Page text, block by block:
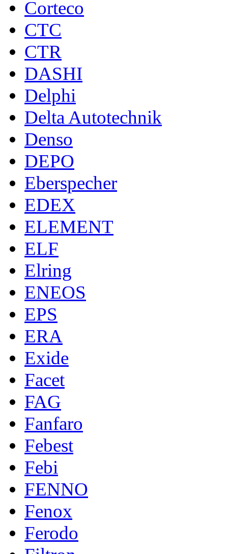
Corteco
CTC
CTR
DASHI
Delphi
Delta Autotechnik
Denso
DEPO
Eberspecher
EDEX
ELEMENT
ELF
Elring
ENEOS
EPS
ERA
Exide
Facet
FAG
Fanfaro
Febest
Febi
FENNO
Fenox
Ferodo